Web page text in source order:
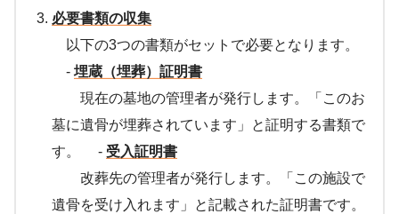
必要書類の収集
以下の3つの書類がセットで必要となります。
- 埋蔵（埋葬）証明書
現在の墓地の管理者が発行します。「このお
墓に遺骨が埋葬されています」と証明する書類で
す。 - 受入証明書
改葬先の管理者が発行します。「この施設で
遺骨を受け入れます」と記載された証明書です。